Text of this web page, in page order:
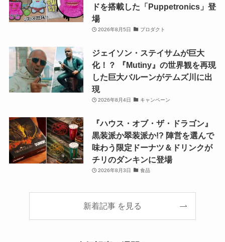
ドを搭載した「Puppetronics」登
場
2026年8月5日 プロダクト
ジェイソン・ステイサムが巨大
化！？ 『Mutiny』の世界観を再現
した巨大バルーンがテムズ川に出
現
2026年8月4日 キャンペーン
『ハウス・オブ・ザ・ドラゴン』
黒装派か翠装派か!? 陣営を選んで
味わう限定ドーナツ＆ドリンクが
チリのダンキンに登場
2026年8月3日 食品
新着記事 を見る